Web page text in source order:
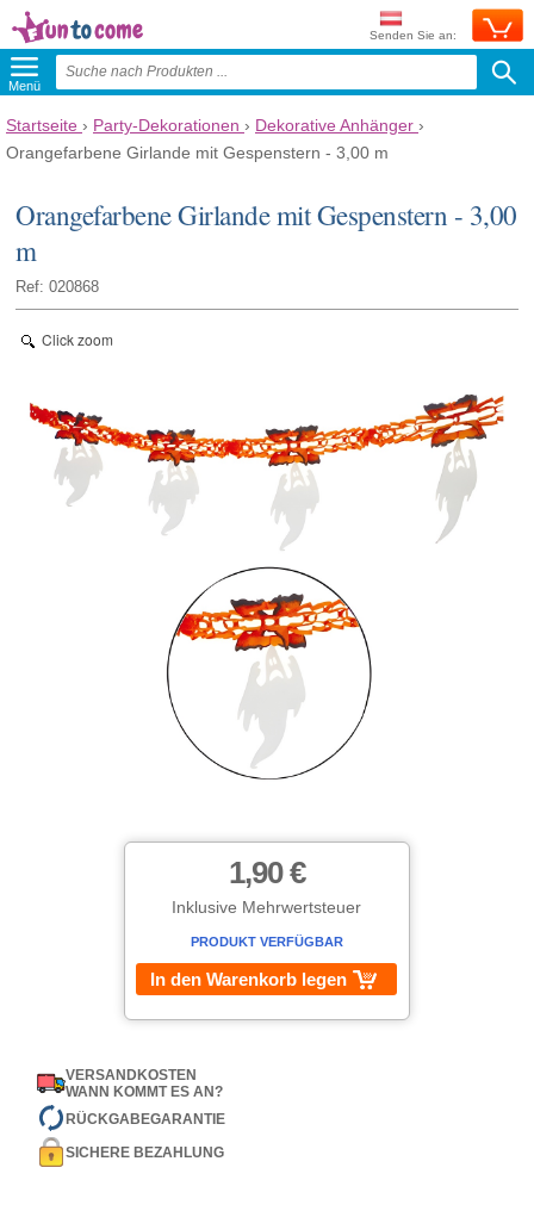
Senden Sie an:
Menü
Startseite › Party-Dekorationen › Dekorative Anhänger ›
Orangefarbene Girlande mit Gespenstern - 3,00 m
Orangefarbene Girlande mit Gespenstern - 3,00
m
Ref: 020868
Click zoom
1,90 €
Inklusive Mehrwertsteuer
PRODUKT VERFÜGBAR
In den Warenkorb legen
VERSANDKOSTEN
WANN KOMMT ES AN?
RÜCKGABEGARANTIE
SICHERE BEZAHLUNG